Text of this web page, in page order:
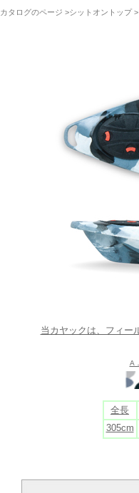
カタログのページ >シットオントップ>
当カヤックは、フィー
A
全長
305cm